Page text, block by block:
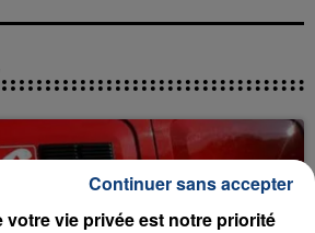
votre vie privée est notre priorité
Continuer sans accepter